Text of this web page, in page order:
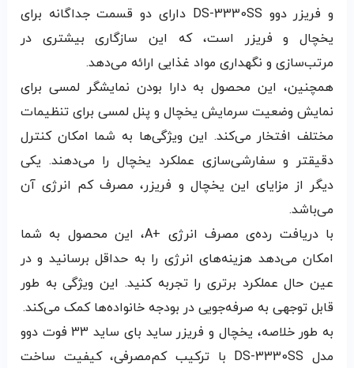
و فریزر دوو DS-3330SS دارای دو قسمت جداگانه برای
یخچال و فریزر است، که این سازگاری بیشتری در
مرتب‌سازی و نگهداری مواد غذایی ارائه می‌دهد.
همچنین، این محصول به دارا بودن نمایشگر لمسی برای
نمایش وضعیت سرمایش یخچال و پنل لمسی برای تنظیمات
مختلف افتخار می‌کند. این ویژگی‌ها به شما امکان کنترل
دقیقتر و سفارشی‌سازی عملکرد یخچال را می‌دهند. یکی
دیگر از مزایای این یخچال و فریزر، مصرف کم انرژی آن
می‌باشد.
با دریافت رده‌ی مصرف انرژی +A، این محصول به شما
امکان می‌دهد هزینه‌های انرژی را به حداقل برسانید و در
عین حال عملکرد برتری را تجربه کنید. این ویژگی به طور
قابل توجهی به صرفه‌جویی در بودجه خانواده‌ها کمک می‌کند.
به طور خلاصه، یخچال و فریزر ساید بای ساید 33 فوت دوو
مدل DS-3330SS با ترکیب کم‌مصرفی، کیفیت ساخت